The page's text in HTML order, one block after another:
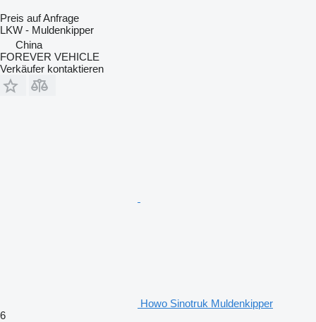
Preis auf Anfrage
LKW - Muldenkipper
China
FOREVER VEHICLE
Verkäufer kontaktieren
Howo Sinotruk Muldenkipper
6